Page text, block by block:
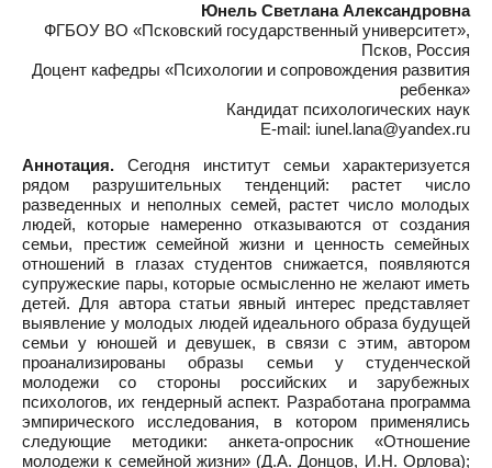
Юнель Светлана Александровна
ФГБОУ ВО «Псковский государственный университет»,
Псков, Россия
Доцент кафедры «Психологии и сопровождения развития
ребенка»
Кандидат психологических наук
E-mail: iunel.lana@yandex.ru
Аннотация. Сегодня институт семьи характеризуется
рядом разрушительных тенденций: растет число
разведенных и неполных семей, растет число молодых
людей, которые намеренно отказываются от создания
семьи, престиж семейной жизни и ценность семейных
отношений в глазах студентов снижается, появляются
супружеские пары, которые осмысленно не желают иметь
детей. Для автора статьи явный интерес представляет
выявление у молодых людей идеального образа будущей
семьи у юношей и девушек, в связи с этим, автором
проанализированы образы семьи у студенческой
молодежи со стороны российских и зарубежных
психологов, их гендерный аспект. Разработана программа
эмпирического исследования, в котором применялись
следующие методики: анкета-опросник «Отношение
молодежи к семейной жизни» (Д.А. Донцов, И.Н. Орлова);